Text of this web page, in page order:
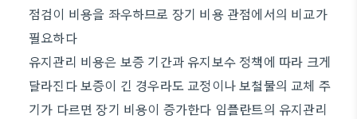
점검이 비용을 좌우하므로 장기 비용 관점에서의 비교가
필요하다
유지관리 비용은 보증 기간과 유지보수 정책에 따라 크게
달라진다 보증이 긴 경우라도 교정이나 보철물의 교체 주
기가 다르면 장기 비용이 증가한다 임플란트의 유지관리